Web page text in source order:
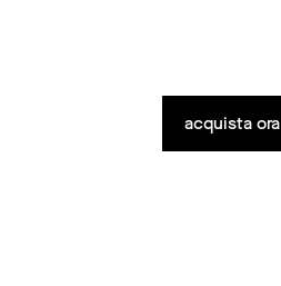
acquista ora